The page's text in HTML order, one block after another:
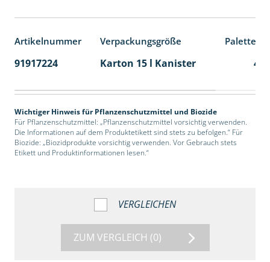
Artikelnummer Verpackungsgröße
91917224 Karton 15 l Kanister 48
Wichtiger Hinweis für Pflanzenschutzmittel und Biozide
Für Pflanzenschutzmittel: „Pflanzenschutzmittel vorsichtig verwenden.
Die Informationen auf dem Produktetikett sind stets zu befolgen.“ Für
Biozide: „Biozidprodukte vorsichtig verwenden. Vor Gebrauch stets
Etikett und Produktinformationen lesen.“
VERGLEICHEN
ZUM VERGLEICH (0)